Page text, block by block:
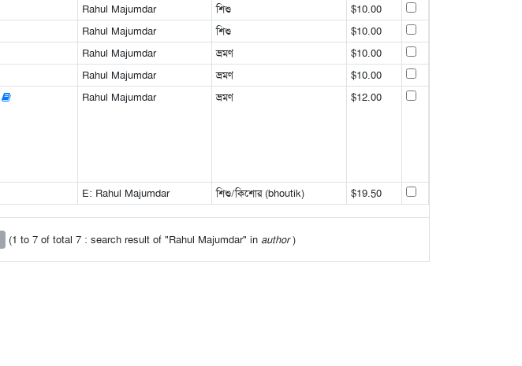
Rahul Majumdar শিশু
$10.00
Rahul Majumdar শিশু
$10.00
Rahul Majumdar ভ্রমণ
$10.00
Rahul Majumdar ভ্রমণ
$10.00
Rahul Majumdar ভ্রমণ $12.00
E: Rahul Majumdar শিশু/কিশোর (bhoutik) $19.50
(1 to 7 of total 7 : search result of "Rahul Majumdar" in author)